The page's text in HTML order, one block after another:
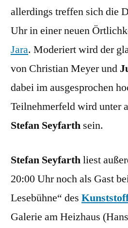
allerdings treffen sich die
Uhr in einer neuen
Jara. Moderiert wird der
von Christian Meyer und
dabei im ausgesprochen
Teilnehmerfeld wird unter
Stefan Seyfarth sein.
Stefan Seyfarthliest
20:00 Uhr noch als Gast
Lesebühne“ des
Galerie am Heizhaus